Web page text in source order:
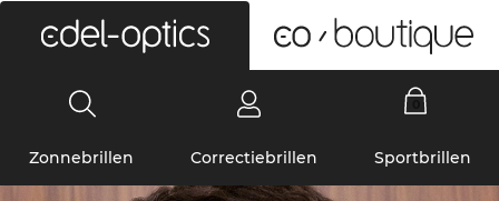
Zonnebrillen Correctiebrillen Sportbrillen